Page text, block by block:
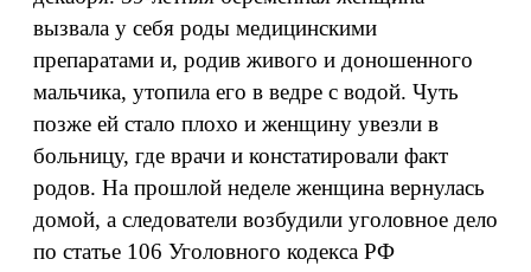
вызвала у себя роды медицинскими
препаратами и, родив живого и доношенного
мальчика, утопила его в ведре с водой. Чуть
позже ей стало плохо и женщину увезли в
больницу, где врачи и констатировали факт
родов. На прошлой неделе женщина вернулась
домой, а следователи возбудили уголовное дело
по статье 106 Уголовного кодекса РФ